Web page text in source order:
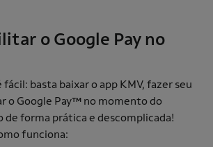
o Google Pay no
basta baixar o app KMV, fazer seu
o Google Pay™ no momento do
de forma prática e descomplicada!
funciona: